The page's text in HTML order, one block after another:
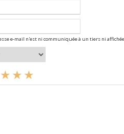
e-mail n'est ni communiquée à un tiers ni